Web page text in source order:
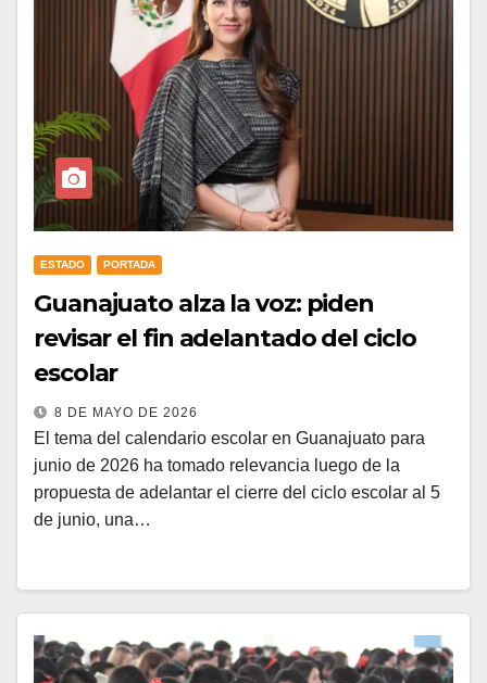
ESTADO PORTADA
Guanajuato alza la voz: piden
revisar el fin adelantado del ciclo
escolar
8 DE MAYO DE 2026
El tema del calendario escolar en Guanajuato para
junio de 2026 ha tomado relevancia luego de la
propuesta de adelantar el cierre del ciclo escolar al 5
de junio, una…